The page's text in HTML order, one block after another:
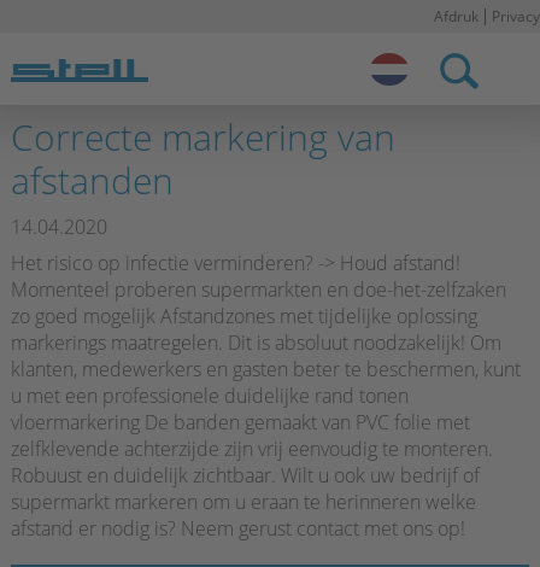
Stell NL
Afdruk Privacy
Correcte markering van
afstanden
14.04.2020
Het risico op infectie verminderen? -> Houd afstand!
Momenteel proberen supermarkten en doe-het-zelfzaken
zo goed mogelijk Afstandzones met tijdelijke oplossing
markerings maatregelen. Dit is absoluut noodzakelijk! Om
klanten, medewerkers en gasten beter te beschermen, kunt
u met een professionele duidelijke rand tonen
vloermarkering De banden gemaakt van PVC folie met
zelfklevende achterzijde zijn vrij eenvoudig te monteren.
Robuust en duidelijk zichtbaar. Wilt u ook uw bedrijf of
supermarkt markeren om u eraan te herinneren welke
afstand er nodig is? Neem gerust contact met ons op!